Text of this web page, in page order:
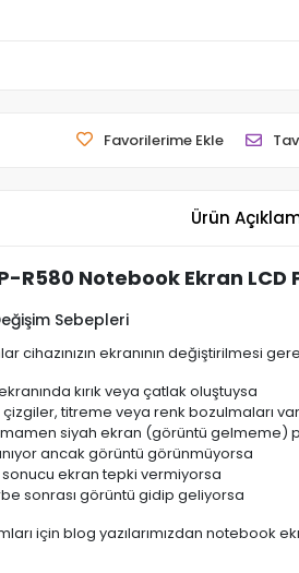
Favorilerime Ekle
Ürün
R580 Notebook Ekran LCD
Sebepleri
cihazınızın ekranının değiştirilmesi
kırık veya çatlak oluştuysa
titreme veya renk bozulmaları
siyah ekran (görüntü gelmeme)
ancak görüntü görünmüyorsa
sonucu ekran tepki vermiyorsa
sonrası görüntü gidip geliyorsa
için blog yazılarımızdan